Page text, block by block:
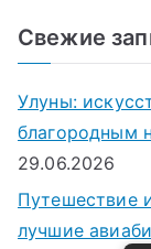
Свежие
Улуны:
благородным
29.06.2026
Путешествие
лучшие